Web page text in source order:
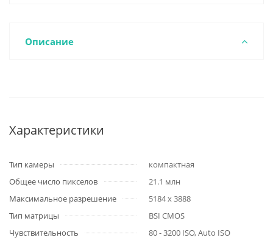
Описание
Характеристики
Тип камеры
компактная
Общее число пикселов
21.1 млн
Максимальное разрешение
5184 x 3888
Тип матрицы
BSI CMOS
Чувствительность
80 - 3200 ISO, Auto ISO